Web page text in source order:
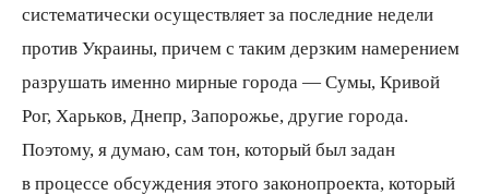
систематически осуществляет за последние недели
против Украины, причем с таким дерзким намерением
разрушать именно мирные города — Сумы, Кривой
Рог, Харьков, Днепр, Запорожье, другие города.
Поэтому, я думаю, сам тон, который был задан
в процессе обсуждения этого законопроекта, который